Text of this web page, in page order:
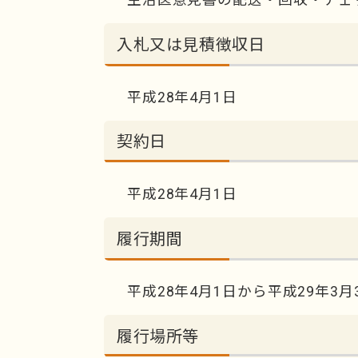
入札又は見積徴収日
平成28年4月1日
契約日
平成28年4月1日
履行期間
平成28年4月1日から平成29年3月
履行場所等